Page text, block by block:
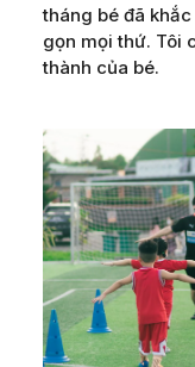
tháng bé đã
gọn mọi thứ. Tôi
thành của bé.